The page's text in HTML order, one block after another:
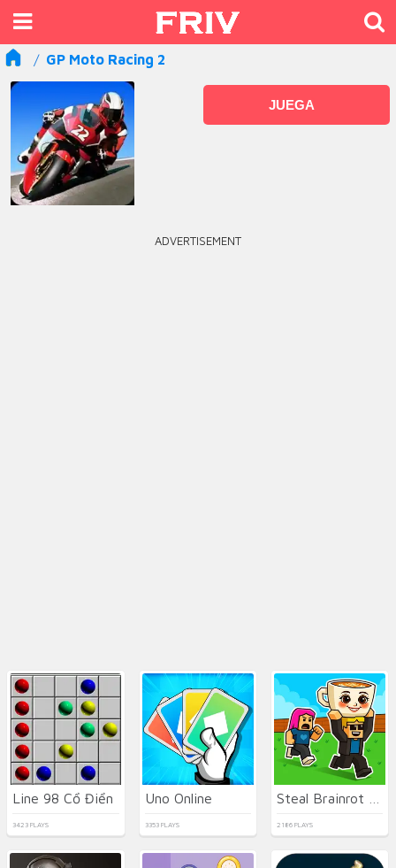
GP Moto Racing 2
JUEGA
ADVERTISEMENT
Line 98 Cổ Điển
3423 PLAYS
Uno Online
3353 PLAYS 2186 PLAYS